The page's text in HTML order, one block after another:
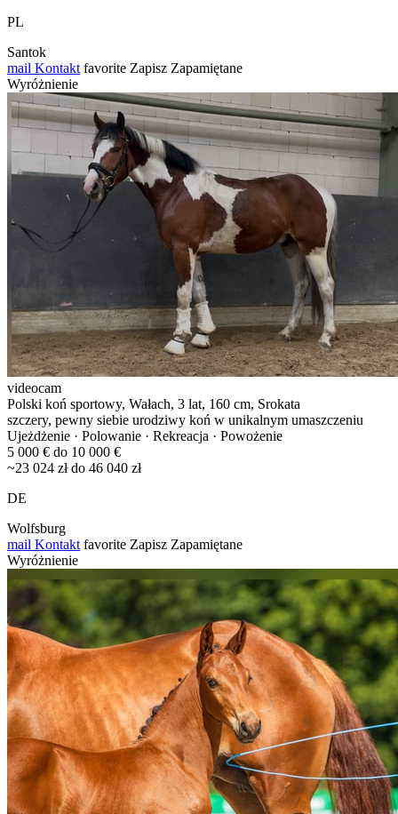
PL
Santok
mail Kontakt favorite Zapisz Zapamiętane
Wyróżnienie
videocam
Polski koń sportowy, Wałach, 3 lat, 160 cm, Srokata
szczery, pewny siebie urodziwy koń w unikalnym umaszczeniu
Ujeżdżenie · Polowanie · Rekreacja · Powożenie
5 000 € do 10 000 €
~23 024 zł do 46 040 zł
DE
Wolfsburg
mail Kontakt favorite Zapisz Zapamiętane
Wyróżnienie